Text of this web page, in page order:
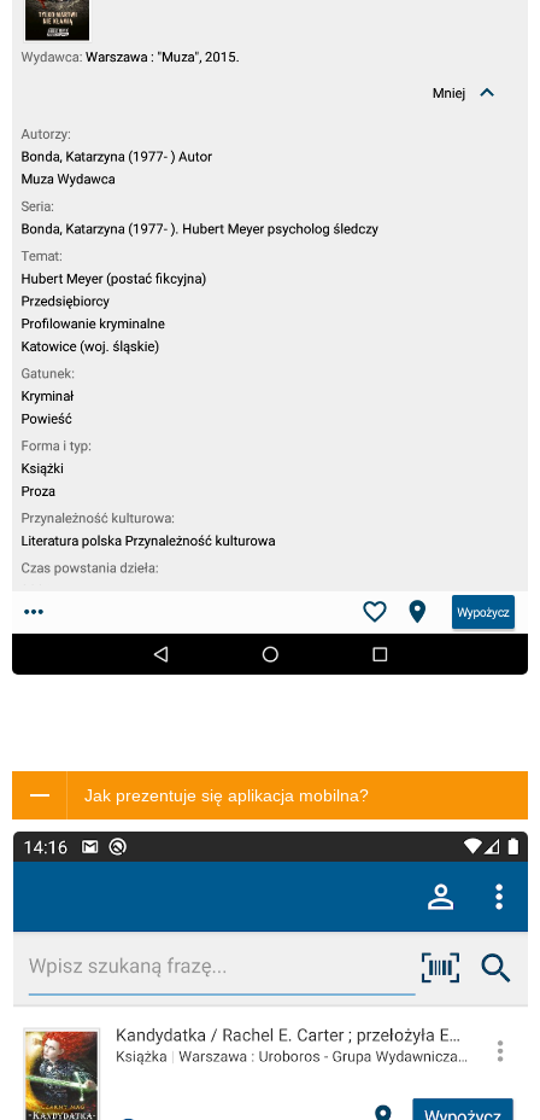
Jak prezentuje się aplikacja mobilna?